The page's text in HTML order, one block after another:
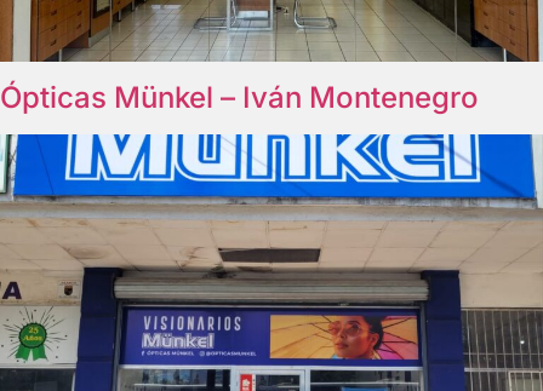
Ópticas Münkel – Iván Montenegro